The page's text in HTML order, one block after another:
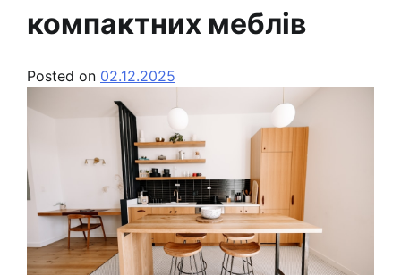
компактних меблів
Posted on 02.12.2025